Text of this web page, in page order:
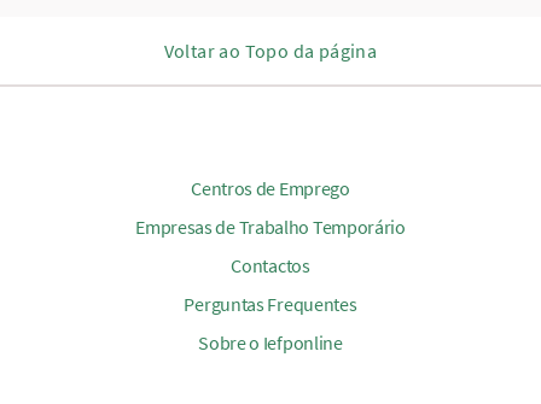
Voltar ao Topo da página
Centros de Emprego
Empresas de Trabalho Temporário
Contactos
Perguntas Frequentes
Sobre o Iefponline